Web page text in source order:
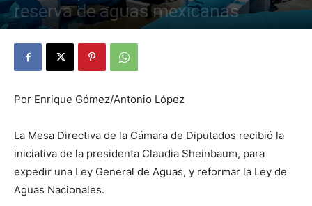
reserva de aguas mexicanas
Por Enrique Gómez/Antonio López
La Mesa Directiva de la Cámara de Diputados recibió la
iniciativa de la presidenta Claudia Sheinbaum, para
expedir una Ley General de Aguas, y reformar la Ley de
Aguas Nacionales.